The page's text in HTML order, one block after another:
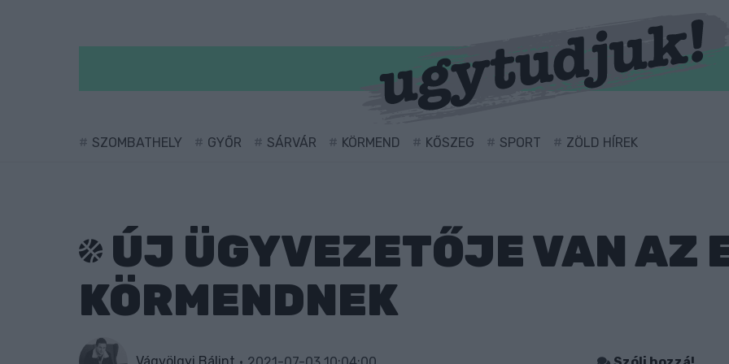
SZOMBATHELY GYŐR SÁRVÁR KÖRMEND KŐSZEG SPORT ZÖLD HÍREK
ÚJ ÜGYVEZETŐJE VAN AZ
KÖRMENDNEK
Vágvölgyi Bálint